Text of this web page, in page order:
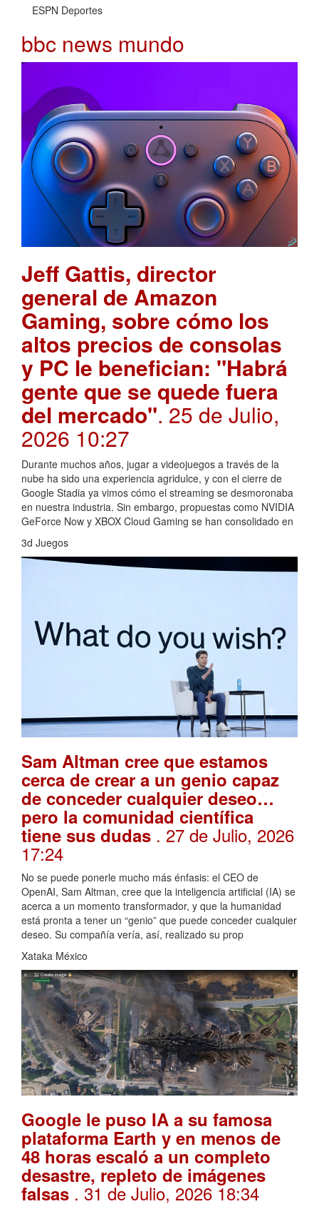
ESPN Deportes
bbc news mundo
Jeff Gattis, director
general de Amazon
Gaming, sobre cómo los
altos precios de consolas
y PC le benefician: "Habrá
gente que se quede fuera
del mercado". 25 de Julio,
2026 10:27
Durante muchos años, jugar a videojuegos a través de la
nube ha sido una experiencia agridulce, y con el cierre de
Google Stadia ya vimos cómo el streaming se desmoronaba
en nuestra industria. Sin embargo, propuestas como NVIDIA
GeForce Now y XBOX Cloud Gaming se han consolidado en
3d Juegos
Sam Altman cree que estamos
cerca de crear a un genio capaz
de conceder cualquier deseo…
pero la comunidad científica
tiene sus dudas . 27 de Julio, 2026
17:24
No se puede ponerle mucho más énfasis: el CEO de
OpenAI, Sam Altman, cree que la inteligencia artificial (IA) se
acerca a un momento transformador, y que la humanidad
está pronta a tener un “genio” que puede conceder cualquier
deseo. Su compañía vería, así, realizado su prop
Xataka México
Google le puso IA a su famosa
plataforma Earth y en menos de
48 horas escaló a un completo
desastre, repleto de imágenes
falsas . 31 de Julio, 2026 18:34